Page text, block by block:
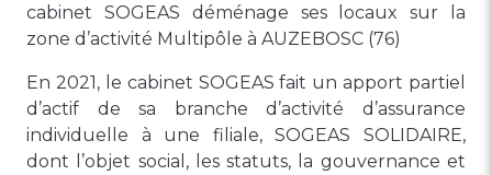
cabinet SOGEAS déménage ses locaux sur la
zone d’activité Multipôle à AUZEBOSC (76)
En 2021, le cabinet SOGEAS fait un apport partiel
d’actif de sa branche d’activité d’assurance
individuelle à une filiale, SOGEAS SOLIDAIRE,
dont l’objet social, les statuts, la gouvernance et